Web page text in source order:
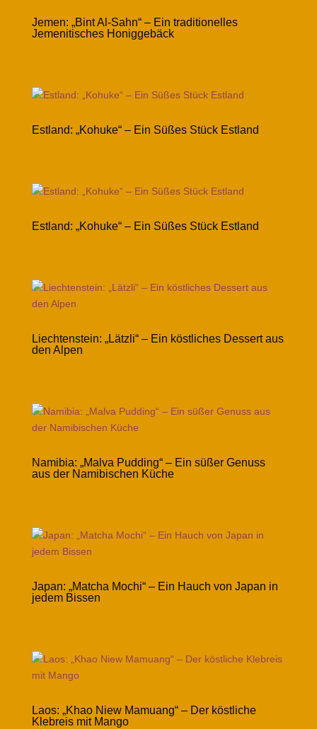
Jemen: „Bint Al-Sahn“ – Ein traditionelles
Jemenitisches Honiggebäck
Estland: „Kohuke“ – Ein Süßes Stück Estland
Estland: „Kohuke“ – Ein Süßes Stück Estland
Liechtenstein: „Lätzli“ – Ein köstliches Dessert aus
den Alpen
Namibia: „Malva Pudding“ – Ein süßer Genuss
aus der Namibischen Küche
Japan: „Matcha Mochi“ – Ein Hauch von Japan in
jedem Bissen
Laos: „Khao Niew Mamuang“ – Der köstliche
Klebreis mit Mango